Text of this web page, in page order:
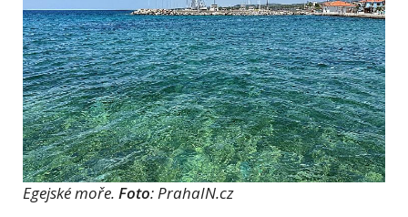
Egejské moře. Foto: PrahaIN.cz